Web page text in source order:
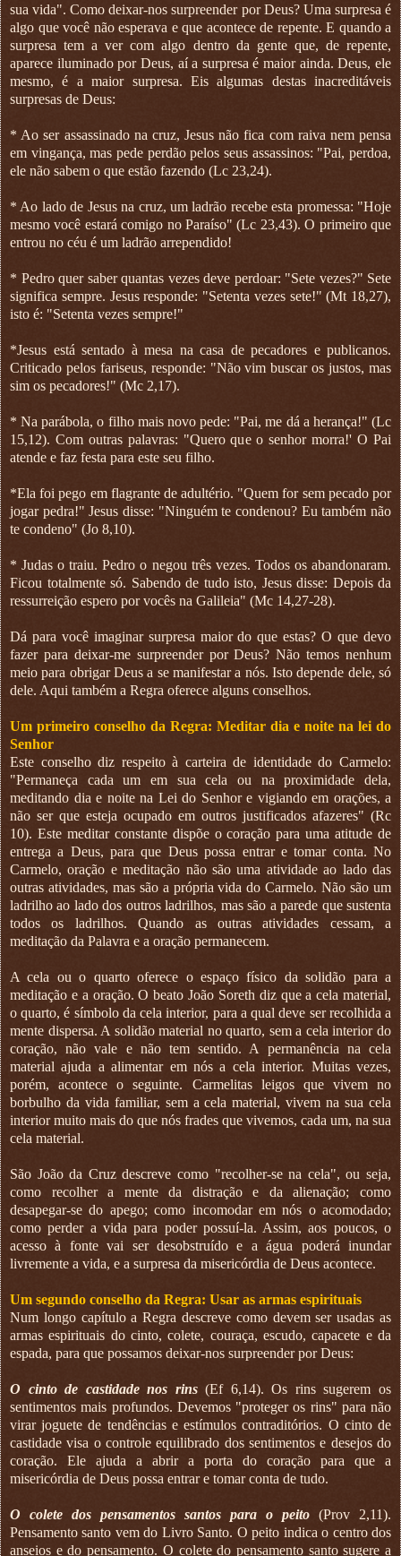
sua vida". Como deixar-nos surpreender por Deus? Uma surpresa é
algo que você não esperava e que acontece de repente. E quando a
surpresa tem a ver com algo dentro da gente que, de repente,
aparece iluminado por Deus, aí a surpresa é maior ainda. Deus, ele
mesmo, é a maior surpresa. Eis algumas destas inacreditáveis
surpresas de Deus:
* Ao ser assassinado na cruz, Jesus não fica com raiva nem pensa
em vingança, mas pede perdão pelos seus assassinos: "Pai, perdoa,
ele não sabem o que estão fazendo (Lc 23,24).
* Ao lado de Jesus na cruz, um ladrão recebe esta promessa: "Hoje
mesmo você estará comigo no Paraíso" (Lc 23,43). O primeiro que
entrou no céu é um ladrão arrependido!
* Pedro quer saber quantas vezes deve perdoar: "Sete vezes?" Sete
significa sempre. Jesus responde: "Setenta vezes sete!" (Mt 18,27),
isto é: "Setenta vezes sempre!"
*Jesus está sentado à mesa na casa de pecadores e publicanos.
Criticado pelos fariseus, responde: "Não vim buscar os justos, mas
sim os pecadores!" (Mc 2,17).
* Na parábola, o filho mais novo pede: "Pai, me dá a herança!" (Lc
15,12). Com outras palavras: "Quero que o senhor morra!' O Pai
atende e faz festa para este seu filho.
*Ela foi pego em flagrante de adultério. "Quem for sem pecado por
jogar pedra!" Jesus disse: "Ninguém te condenou? Eu também não
te condeno" (Jo 8,10).
* Judas o traiu. Pedro o negou três vezes. Todos os abandonaram.
Ficou totalmente só. Sabendo de tudo isto, Jesus disse: Depois da
ressurreição espero por vocês na Galileia" (Mc 14,27-28).
Dá para você imaginar surpresa maior do que estas? O que devo
fazer para deixar-me surpreender por Deus? Não temos nenhum
meio para obrigar Deus a se manifestar a nós. Isto depende dele, só
dele. Aqui também a Regra oferece alguns conselhos.
Um primeiro conselho da Regra: Meditar dia e noite na lei do
Senhor
Este conselho diz respeito à carteira de identidade do Carmelo:
"Permaneça cada um em sua cela ou na proximidade dela,
meditando dia e noite na Lei do Senhor e vigiando em orações, a
não ser que esteja ocupado em outros justificados afazeres" (Rc
10). Este meditar constante dispõe o coração para uma atitude de
entrega a Deus, para que Deus possa entrar e tomar conta. No
Carmelo, oração e meditação não são uma atividade ao lado das
outras atividades, mas são a própria vida do Carmelo. Não são um
ladrilho ao lado dos outros ladrilhos, mas são a parede que sustenta
todos os ladrilhos. Quando as outras atividades cessam, a
meditação da Palavra e a oração permanecem.
A cela ou o quarto oferece o espaço físico da solidão para a
meditação e a oração. O beato João Soreth diz que a cela material,
o quarto, é símbolo da cela interior, para a qual deve ser recolhida a
mente dispersa. A solidão material no quarto, sem a cela interior do
coração, não vale e não tem sentido. A permanência na cela
material ajuda a alimentar em nós a cela interior. Muitas vezes,
porém, acontece o seguinte. Carmelitas leigos que vivem no
borbulho da vida familiar, sem a cela material, vivem na sua cela
interior muito mais do que nós frades que vivemos, cada um, na sua
cela material.
São João da Cruz descreve como "recolher-se na cela", ou seja,
como recolher a mente da distração e da alienação; como
desapegar-se do apego; como incomodar em nós o acomodado;
como perder a vida para poder possuí-la. Assim, aos poucos, o
acesso à fonte vai ser desobstruído e a água poderá inundar
livremente a vida, e a surpresa da misericórdia de Deus acontece.
Um segundo conselho da Regra: Usar as armas espirituais
Num longo capítulo a Regra descreve como devem ser usadas as
armas espirituais do cinto, colete, couraça, escudo, capacete e da
espada, para que possamos deixar-nos surpreender por Deus:
O cinto de castidade nos rins(Ef 6,14). Os rins sugerem os
sentimentos mais profundos. Devemos "proteger os rins" para não
virar joguete de tendências e estímulos contraditórios. O cinto de
castidade visa o controle equilibrado dos sentimentos e desejos do
coração. Ele ajuda a abrir a porta do coração para que a
misericórdia de Deus possa entrar e tomar conta de tudo.
O colete dos pensamentos santos para o peito (Prov 2,11).
Pensamento santo vem do Livro Santo. O peito indica o centro dos
anseios e do pensamento. O colete do pensamento santo sugere a